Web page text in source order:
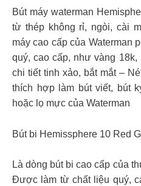
Bút máy waterman
từ thép không rỉ, ngòi, cài
máy cao cấp của Waterman
quý, cao cấp, như vàng 18k,
chi tiết tinh xảo, bắt mắt –
thích hợp làm bút viết, bút
hoặc lọ mực của Waterman
Bút bi Hemissphere 10 Red
Là dòng bút bi cao cấp của
Được làm từ chất liệu quý,